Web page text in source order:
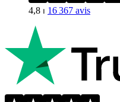
4,8 ⏐ 16 367 avis